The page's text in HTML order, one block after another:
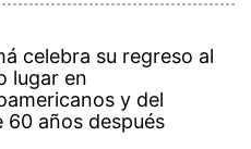
celebra su regreso al
lugar en
y del
60 años después